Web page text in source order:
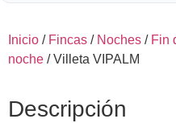
Inicio / Fincas / Noches / Fin
noche / Villeta VIPALM
Descripción